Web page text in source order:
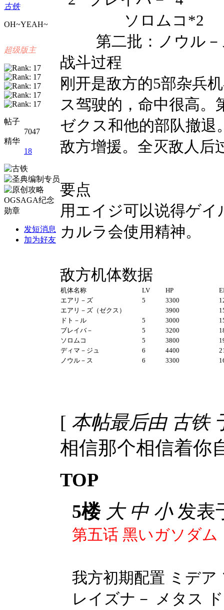
古铁
OH~YEAH~
超级版主
帖子
7047
精华
18
发短消息
加为好友
ソロムコ *2
第二批：ノウル
战斗过程
刚开是敌方的5部杂兵
ス驾驶的，命中很高。
ゼクス和他的部队撤退
敌方增援。全灭敌人后
要点
用エイジ可以说得ゲイ
カルラ会使用精神。
敌方机体数据
机体名称 LV HP
エアリ－ズ
5 3300
エアリ－ズ（ゼクス）
3900
ドト－ル
5 3000
ブレイバ－
5 3200
ソロムコ
5 3800
ディマ－ジュ
6 4400
ノウル－ス
6 3300
[ 本帖最后由 古铁
相信那个相信着你
TOP
5楼 大 中 小发表
第五话 黑いガソダム
我方初期配置 ミデア
レイズナ－ メタス